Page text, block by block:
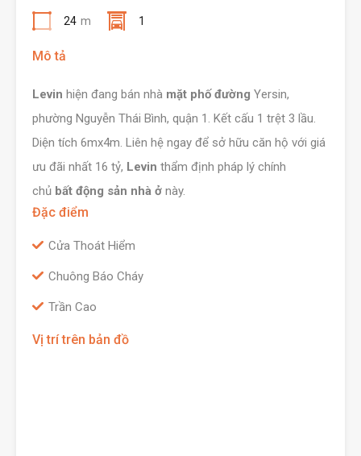
24 m 1
Mô tả
Levin hiện đang bán nhà mặt phố đường Yersin,
phường Nguyễn Thái Bình, quận 1. Kết cấu 1 trệt 3 lầu.
Diện tích 6mx4m. Liên hệ ngay để sở hữu căn hộ với giá
ưu đãi nhất 16 tỷ, Levin thẩm định pháp lý chính
chủ bất động sản nhà ở này.
Đặc điểm
Cửa Thoát Hiểm
Chuông Báo Cháy
Trần Cao
Vị trí trên bản đồ